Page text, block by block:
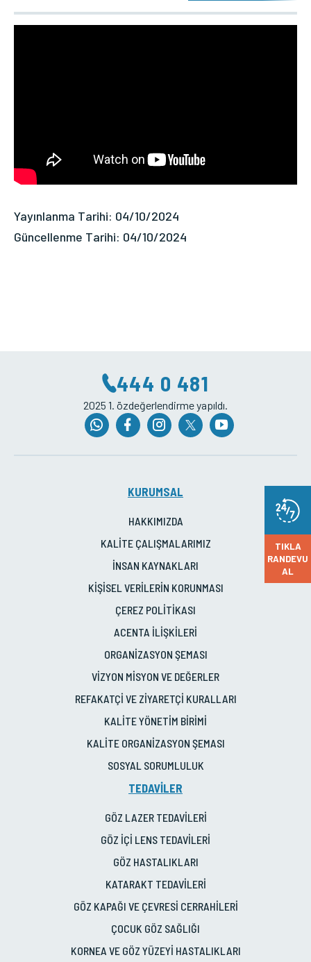
Yayınlanma Tarihi: 04/10/2024
Güncellenme Tarihi: 04/10/2024
444 0 481
2025 1. özdeğerlendirme yapıldı.
KURUMSAL
HAKKIMIZDA
KALİTE ÇALIŞMALARIMIZ
İNSAN KAYNAKLARI
KİŞİSEL VERİLERİN KORUNMASI
ÇEREZ POLİTİKASI
ACENTA İLİŞKİLERİ
ORGANİZASYON ŞEMASI
VİZYON MİSYON VE DEĞERLER
REFAKATÇİ VE ZİYARETÇİ KURALLARI
KALİTE YÖNETİM BİRİMİ
KALİTE ORGANİZASYON ŞEMASI
SOSYAL SORUMLULUK
TEDAVİLER
GÖZ LAZER TEDAVİLERİ
GÖZ İÇİ LENS TEDAVİLERİ
GÖZ HASTALIKLARI
KATARAKT TEDAVİLERİ
GÖZ KAPAĞI VE ÇEVRESİ CERRAHİLERİ
ÇOCUK GÖZ SAĞLIĞI
KORNEA VE GÖZ YÜZEYİ HASTALIKLARI
TIKLA
RANDEVU
AL